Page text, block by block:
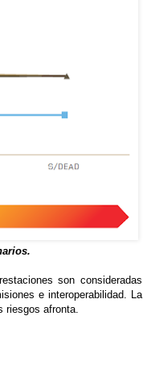
son consideradas
e interoperabilidad. La
riesgos afronta.